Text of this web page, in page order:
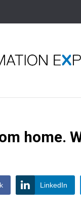
home.
LinkedIn